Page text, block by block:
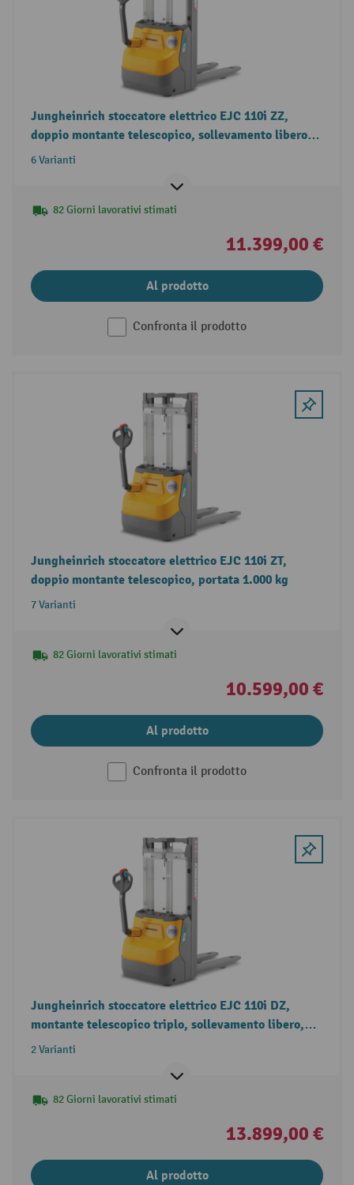
Jungheinrich stoccatore elettrico EJC 110i ZZ,
doppio montante telescopico, sollevamento libero,
portata 1.000 kg
6 Varianti
82 Giorni lavorativi stimati
11.399,00 €
Al prodotto
Confronta il prodotto
Jungheinrich stoccatore elettrico EJC 110i ZT,
doppio montante telescopico, portata 1.000 kg
7 Varianti
82 Giorni lavorativi stimati
10.599,00 €
Al prodotto
Confronta il prodotto
Jungheinrich stoccatore elettrico EJC 110i DZ,
montante telescopico triplo, sollevamento libero,
portata 1.000 kg
2 Varianti
82 Giorni lavorativi stimati
13.899,00 €
Al prodotto